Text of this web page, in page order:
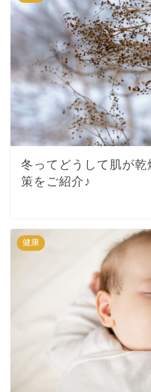
冬ってどうして肌が
策をご紹介♪
健康